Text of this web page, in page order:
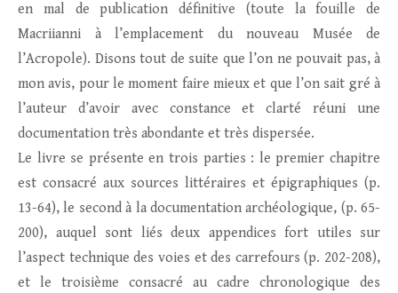
en mal de publication définitive (toute la fouille de
Macriianni à l’emplacement du nouveau Musée de
l’Acropole). Disons tout de suite que l’on ne pouvait pas, à
mon avis, pour le moment faire mieux et que l’on sait gré à
l’auteur d’avoir avec constance et clarté réuni une
documentation très abondante et très dispersée.
Le livre se présente en trois parties : le premier chapitre
est consacré aux sources littéraires et épigraphiques (p.
13-64), le second à la documentation archéologique, (p. 65-
200), auquel sont liés deux appendices fort utiles sur
l’aspect technique des voies et des carrefours (p. 202-208),
et le troisième consacré au cadre chronologique des